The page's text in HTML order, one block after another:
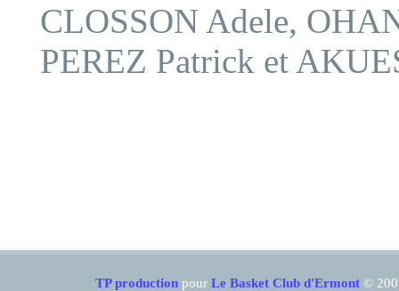
CLOSSON Adele,
PEREZ Patrick et
TP production pour Le Basket Club d'Ermont ©